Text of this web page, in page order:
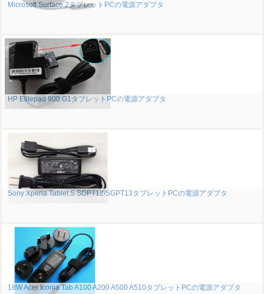
Microsoft Surface 2タブレットPCの電源アダプタ
HP Elitepad 900 G1タブレットPCの電源アダプタ
Sony Xperia Tablet S SGPT12/SGPT13タブレットPCの電源アダプタ
18W Acer Iconia Tab A100 A200 A500 A510タブレットPCの電源アダプタ